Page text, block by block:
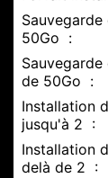
50Go :
de 50Go :
Installation
jusqu'à 2 :
Installation
delà de 2 :